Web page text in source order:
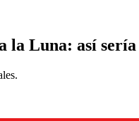
la Luna: así